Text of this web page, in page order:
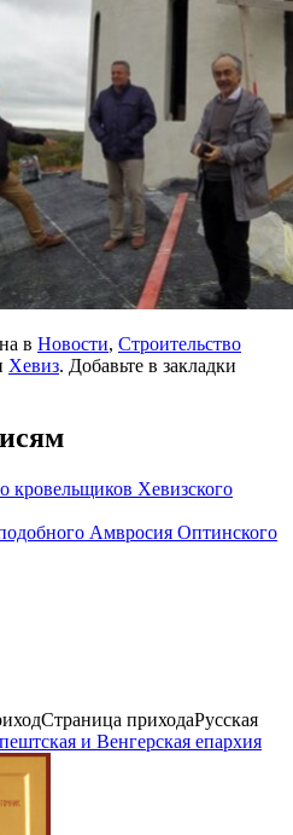
в Новости, Строительство
Хевиз. Добавьте в закладки
кровельщиков Хевизского
Амвросия Оптинского
Страница приходаРусская
и Венгерская епархия